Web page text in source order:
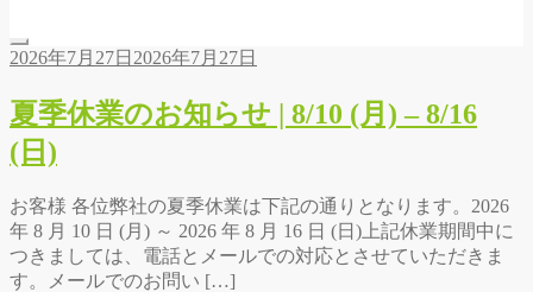
2026年7月27日 2026年7月27日
夏季休業のお知らせ | 8/10 (月) – 8/16
(日)
お客様 各位弊社の夏季休業は下記の通りとなります。2026
年 8 月 10 日 (月) ～ 2026 年 8 月 16 日 (日)上記休業期間中に
つきましては、電話とメールでの対応とさせていただきま
す。メールでのお問い […]